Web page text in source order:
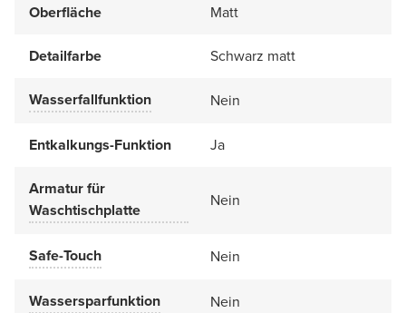
Oberfläche Matt
Detailfarbe Schwarz matt
Wasserfallfunktion Nein
Entkalkungs-Funktion Ja
Armatur für
Waschtischplatte
Nein
Safe-Touch Nein
Wassersparfunktion Nein